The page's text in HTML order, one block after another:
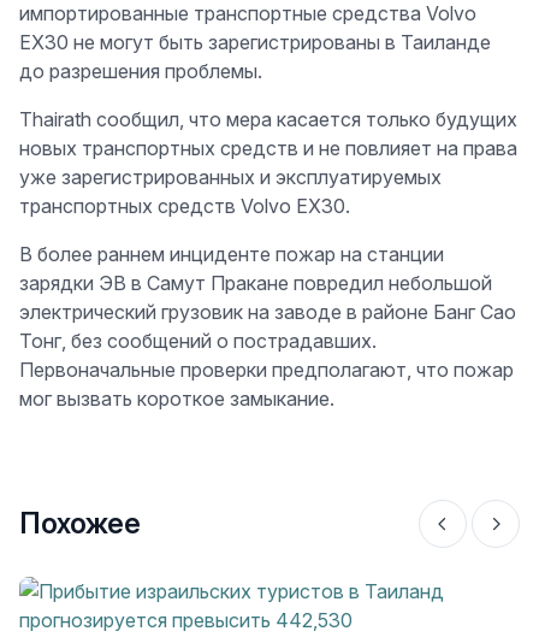
импортированные транспортные средства Volvo
EX30 не могут быть зарегистрированы в Таиланде
до разрешения проблемы.
Thairath сообщил, что мера касается только будущих
новых транспортных средств и не повлияет на права
уже зарегистрированных и эксплуатируемых
транспортных средств Volvo EX30.
В более раннем инциденте пожар на станции
зарядки ЭВ в Самут Пракане повредил небольшой
электрический грузовик на заводе в районе Банг Сао
Тонг, без сообщений о пострадавших.
Первоначальные проверки предполагают, что пожар
мог вызвать короткое замыкание.
Похожее